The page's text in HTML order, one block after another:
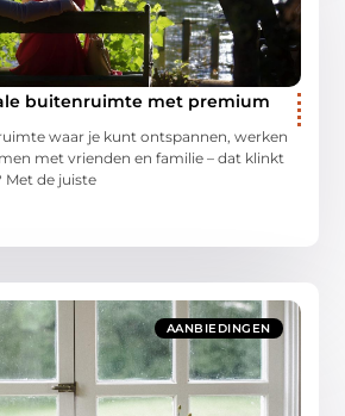
buitenruimte met premium
waar je kunt ontspannen, werken
met vrienden en familie – dat klinkt
Met de juiste
AANBIEDINGEN